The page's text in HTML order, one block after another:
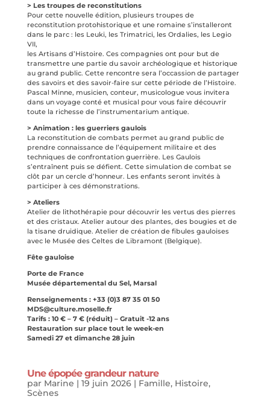
> Les troupes de reconstitutions
Pour cette nouvelle édition, plusieurs troupes de
reconstitution protohistorique et une romaine s’installeront
dans le parc : les Leuki, les Trimatrici, les Ordalies, les Legio
VII,
les Artisans d’Histoire. Ces compagnies ont pour but de
transmettre une partie du savoir archéologique et historique
au grand public. Cette rencontre sera l’occassion de partager
des savoirs et des savoir-faire sur cette période de l’Histoire.
Pascal Minne, musicien, conteur, musicologue vous invitera
dans un voyage conté et musical pour vous faire découvrir
toute la richesse de l’instrumentarium antique.
> Animation : les guerriers gaulois
La reconstitution de combats permet au grand public de
prendre connaissance de l’équipement militaire et des
techniques de confrontation guerrière. Les Gaulois
s’entraînent puis se défient. Cette simulation de combat se
clôt par un cercle d’honneur. Les enfants seront invités à
participer à ces démonstrations.
> Ateliers
Atelier de lithothérapie pour découvrir les vertus des pierres
et des cristaux. Atelier autour des plantes, des bougies et de
la tisane druidique. Atelier de création de fibules gauloises
avec le Musée des Celtes de Libramont (Belgique).
Fête gauloise
Porte de France
Musée départemental du Sel, Marsal
Renseignements : +33 (0)3 87 35 01 50
MDS@culture.moselle.fr
Tarifs : 10 € – 7 € (réduit) – Gratuit -12 ans
Restauration sur place tout le week-en
Samedi 27 et dimanche 28 juin
Une épopée grandeur nature
par Marine | 19 juin 2026| Famille, Histoire,
Scènes